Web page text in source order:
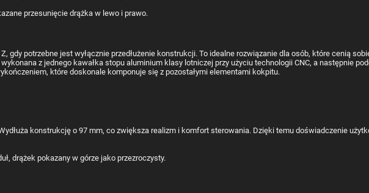
gdy potrzebne jest wyłącznie przedłużenie konstrukcji. To idealne rozwiązanie dla osób, które cenią
z jednego kawałka stopu aluminium klasy lotniczej przy użyciu technologii CNC, a następnie
które doskonale komponuje się z pozostałymi elementami kokpitu.
konstrukcję o 97 mm, co zwiększa realizm i komfort sterowania. Dzięki temu doświadczenie